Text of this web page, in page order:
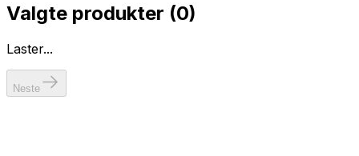
Valgte produkter (0)
Laster...
Neste